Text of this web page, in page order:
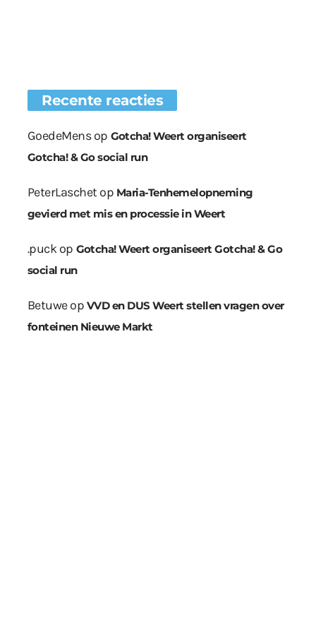
Recente reacties
GoedeMensop Gotcha! Weert organiseert
Gotcha! & Go social run
PeterLaschetop Maria-Tenhemelopneming
gevierd met mis en processie in Weert
.puckop Gotcha! Weert organiseert Gotcha! & Go
social run
Betuweop VVD en DUS Weert stellen vragen over
fonteinen Nieuwe Markt